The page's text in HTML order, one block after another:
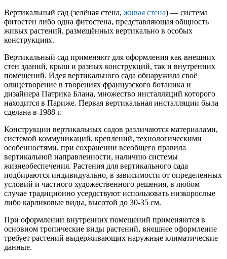
Вертикальный сад (зелёная стена, живая стена) — система
фитостен либо одна фитостена, представляющая общность
живых растений, размещённых вертикально в особых
конструкциях.
Вертикальный сад применяют для оформления как внешних
стен зданий, крыш и разных конструкций, так и внутренних
помещений. Идея вертикального сада обнаружила своё
олицетворение в творениях французского ботаника и
дизайнера Патрика Блана, множество инсталляций которого
находится в Париже. Первая вертикальная инсталляции была
сделана в 1988 г.
Конструкции вертикальных садов различаются материалами,
системой коммуникаций, креплений, технологическими
особенностями, при сохранении всеобщего правила
вертикальной направленности, наличию системы
жизнеобеспечения. Растения для вертикального сада
подбираются индивидуально, в зависимости от определенных
условий и частного художественного решения, в любом
случае традиционно усердствуют использовать низкорослые
либо карликовые виды, высотой до 30-35 см.
При оформлении внутренних помещений применяются в
основном тропические виды растений, внешнее оформление
требует растений выдерживающих наружные климатические
данные.